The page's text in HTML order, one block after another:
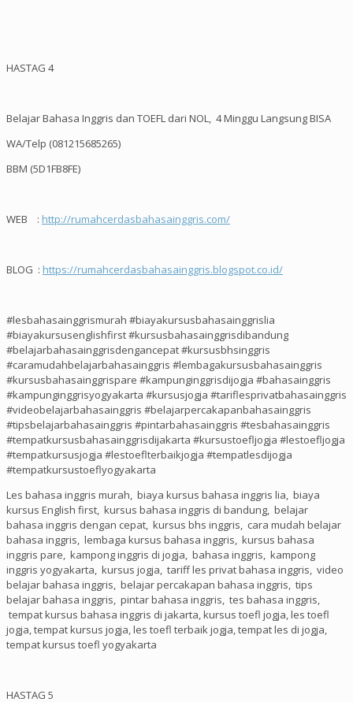
HASTAG 4
Belajar Bahasa Inggris dan TOEFL dari NOL, 4 Minggu Langsung BISA
WA/Telp (081215685265)
BBM (5D1FB8FE)
WEB : http://rumahcerdasbahasainggris.com/
BLOG : https://rumahcerdasbahasainggris.blogspot.co.id/
#lesbahasainggrismurah #biayakursusbahasainggrislia
#biayakursusenglishfirst #kursusbahasainggrisdibandung
#belajarbahasainggrisdengancepat #kursusbhsinggris
#caramudahbelajarbahasainggris #lembagakursusbahasainggris
#kursusbahasainggrispare #kampunginggrisdijogja #bahasainggris
#kampunginggrisyogyakarta #kursusjogja #tariflesprivatbahasainggris
#videobelajarbahasainggris #belajarpercakapanbahasainggris
#tipsbelajarbahasainggris #pintarbahasainggris #tesbahasainggris
#tempatkursusbahasainggrisdijakarta #kursustoefljogja #lestoefljogja
#tempatkursusjogja #lestoeflterbaikjogja #tempatlesdijogja
#tempatkursustoeflyogyakarta
Les bahasa inggris murah, biaya kursus bahasa inggris lia, biaya
kursus English first, kursus bahasa inggris di bandung, belajar
bahasa inggris dengan cepat, kursus bhs inggris, cara mudah belajar
bahasa inggris, lembaga kursus bahasa inggris, kursus bahasa
inggris pare, kampong inggris di jogja, bahasa inggris, kampong
inggris yogyakarta, kursus jogja, tariff les privat bahasa inggris, video
belajar bahasa inggris, belajar percakapan bahasa inggris, tips
belajar bahasa inggris, pintar bahasa inggris, tes bahasa inggris,
tempat kursus bahasa inggris di jakarta, kursus toefl jogja, les toefl
jogja, tempat kursus jogja, les toefl terbaik jogja, tempat les di jogja,
tempat kursus toefl yogyakarta
HASTAG 5